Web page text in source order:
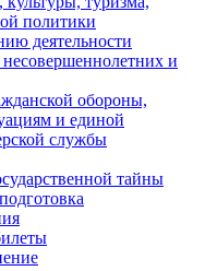
политики
деятельности
и
обороны,
и единой
службы
тайны